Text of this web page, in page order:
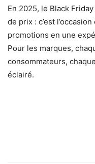
En 2025, le Black
de prix : c’est
promotions en une
Pour les marques,
consommateurs,
éclairé.